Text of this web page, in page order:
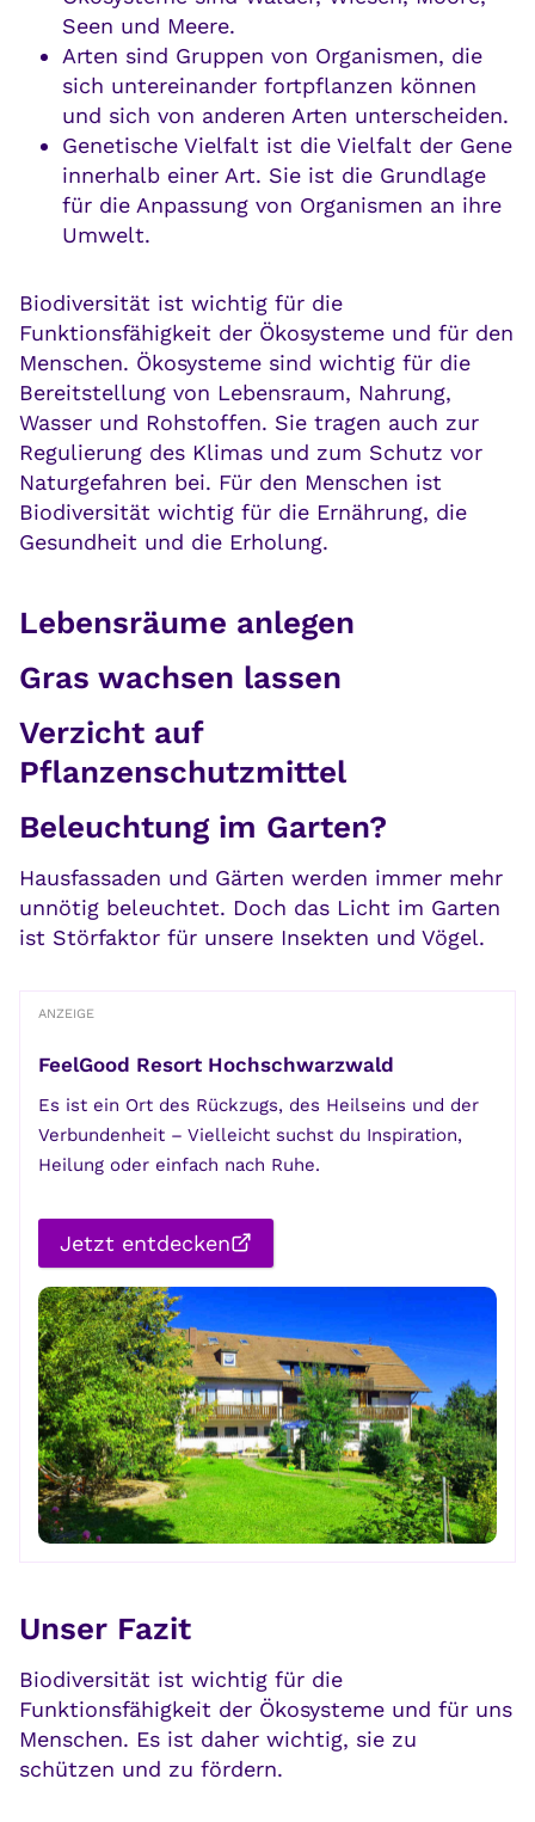
Seen und Meere.
Arten sind Gruppen von Organismen, die
sich untereinander fortpflanzen können
und sich von anderen Arten unterscheiden.
Genetische Vielfalt ist die Vielfalt der Gene
innerhalb einer Art. Sie ist die Grundlage
für die Anpassung von Organismen an ihre
Umwelt.
Biodiversität ist wichtig für die
Funktionsfähigkeit der Ökosysteme und für den
Menschen. Ökosysteme sind wichtig für die
Bereitstellung von Lebensraum, Nahrung,
Wasser und Rohstoffen. Sie tragen auch zur
Regulierung des Klimas und zum Schutz vor
Naturgefahren bei. Für den Menschen ist
Biodiversität wichtig für die Ernährung, die
Gesundheit und die Erholung.
Lebensräume anlegen
Gras wachsen lassen
Verzicht auf
Pflanzenschutzmittel
Beleuchtung im Garten?
Hausfassaden und Gärten werden immer mehr
unnötig beleuchtet. Doch das Licht im Garten
ist Störfaktor für unsere Insekten und Vögel.
ANZEIGE
FeelGood Resort Hochschwarzwald
Es ist ein Ort des Rückzugs, des Heilseins und der
Verbundenheit – Vielleicht suchst du Inspiration,
Heilung oder einfach nach Ruhe.
Jetzt entdecken
Unser Fazit
Biodiversität ist wichtig für die
Funktionsfähigkeit der Ökosysteme und für uns
Menschen. Es ist daher wichtig, sie zu
schützen und zu fördern.